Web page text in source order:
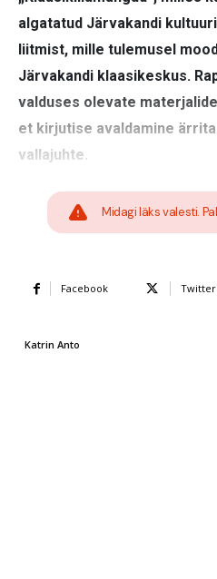
algatatud Järvakandi
liitmist, mille tulemusel
Järvakandi klaasikeskus.
valduses olevate
et kirjutise avaldamine
vallajuhte.
Midagi läks valesti.
Facebook Twitter
Katrin Anto